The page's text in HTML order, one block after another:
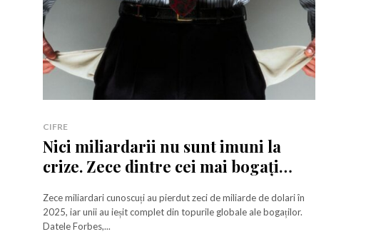
Rămâi conectat la
Am citit și accept
Rămâi conectat la
Am citit și accept
CIFRE
Nici miliardarii nu sunt imuni la
crize. Zece dintre cei mai bogați
uriașe în 2025
Zece miliardari cunoscuți au pierdut zeci de miliarde de dolari în
2025, iar unii au ieșit complet din topurile globale ale bogaților.
Datele Forbes,...